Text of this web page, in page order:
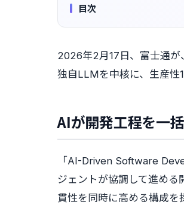
目次
2026年2月17日、富士通が
独自LLMを中核に、生産性
AIが開発工程を一
「AI-Driven Software
ジェントが協調して進め
貫性を同時に高める構成を